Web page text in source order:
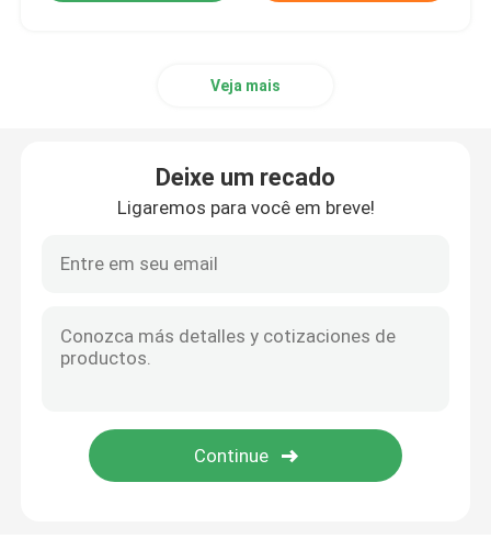
Veja mais
Deixe um recado
Ligaremos para você em breve!